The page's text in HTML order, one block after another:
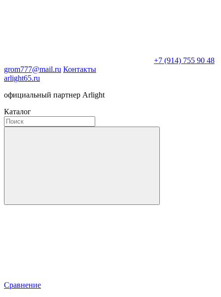
+7 (914) 755 90 48
grom777@mail.ru Контакты
arlight65.ru
официальный партнер Arlight
Каталог
Сравнение